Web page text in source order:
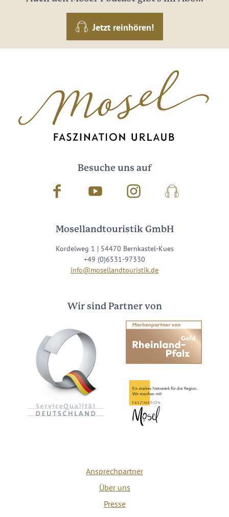
Jetzt reinhören!
Besuche uns auf
Facebook Youtube InstagramPodcast
Mosellandtouristik GmbH
Kordelweg 1 | 54470 Bernkastel-Kues
+49 (0)6531-97330
info@mosellandtouristik.de
Wir sind Partner von
Ansprechpartner
Über uns
Presse